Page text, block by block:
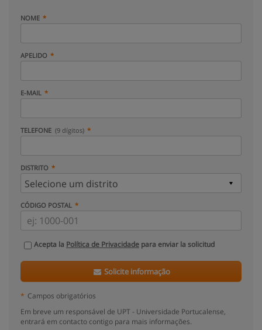
NOME
APELIDO
E-MAIL
TELEFONE (9 dígitos)
DISTRITO
CÓDIGO POSTAL
Acepta la Política de Privacidade para enviar la solicitud
Solicite informação
* Campos obrigatórios
Em breve um responsável de UPT - Universidade Portucalense,
entrará em contacto contigo para mais informações.